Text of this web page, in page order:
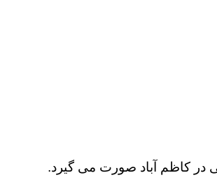
در کاظم آباد صورت می گیرد.